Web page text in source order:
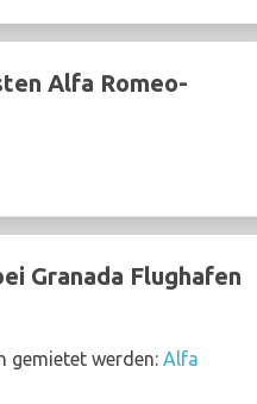
Alfa Romeo-
Granada Flughafen
gemietet werden: Alfa